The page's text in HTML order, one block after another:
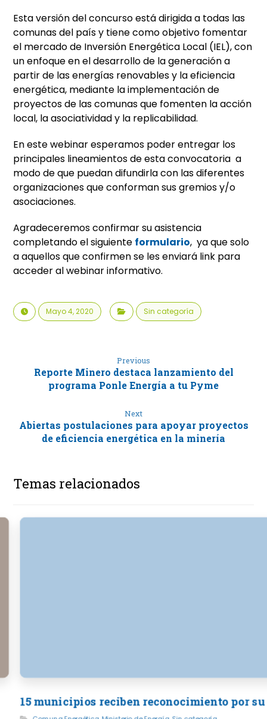
Esta versión del concurso está dirigida a todas las
comunas del país y tiene como objetivo fomentar
el mercado de Inversión Energética Local (IEL), con
un enfoque en el desarrollo de la generación a
partir de las energías renovables y la eficiencia
energética, mediante la implementación de
proyectos de las comunas que fomenten la acción
local, la asociatividad y la replicabilidad.
En este webinar esperamos poder entregar los
principales lineamientos de esta convocatoria a
modo de que puedan difundirla con las diferentes
organizaciones que conforman sus gremios y/o
asociaciones.
Agradeceremos confirmar su asistencia
completando el siguiente formulario, ya que solo
a aquellos que confirmen se les enviará link para
acceder al webinar informativo.
Mayo 4, 2020 Sin categoría
Previous
Reporte Minero destaca lanzamiento del
programa Ponle Energía a tu Pyme
Next
Abiertas postulaciones para apoyar proyectos
de eficiencia energética en la minería
Temas relacionados
15 municipios reciben reconocimiento por